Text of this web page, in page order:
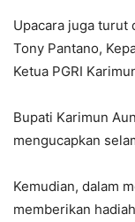
Upacara juga turut
Tony Pantano,
Ketua PGRI
Bupati Karimun
mengucapkan
Kemudian, dalam
memberikan